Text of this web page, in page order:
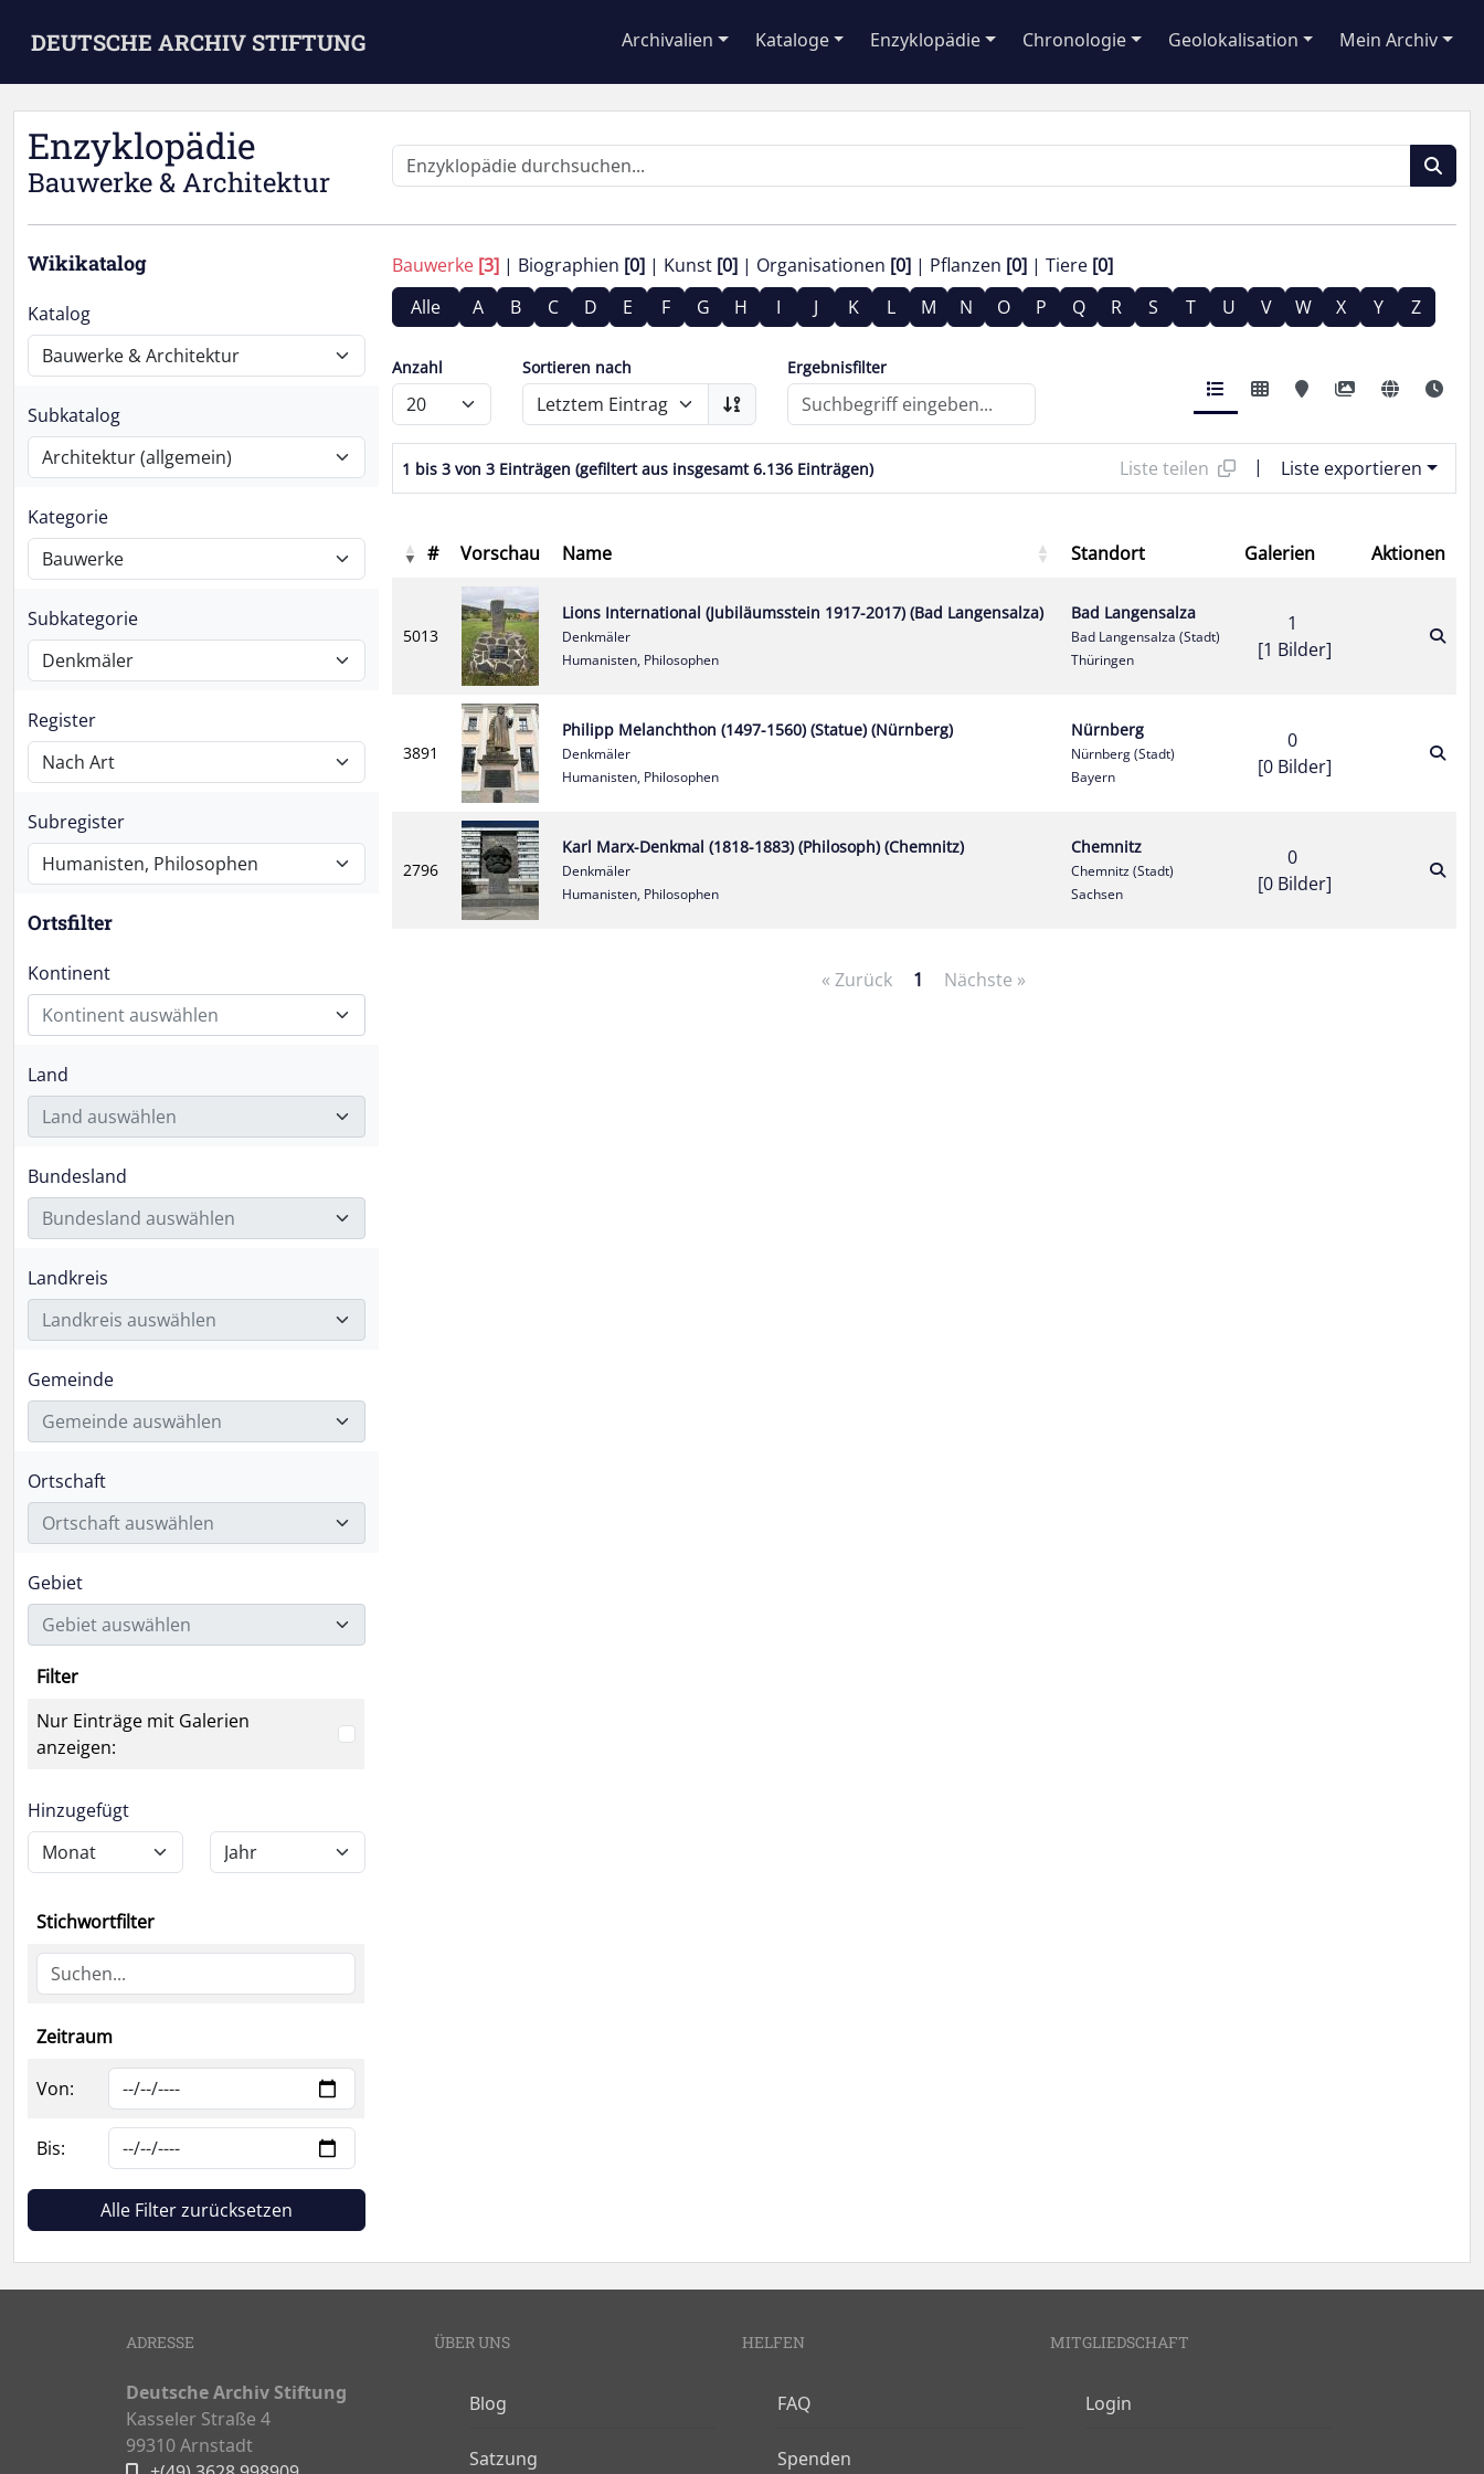
DEUTSCHE ARCHIV STIFTUNG Archivalien Kataloge Enzyklopädie Chronologie Geolokalisation Mein Archiv
Enzyklopädie
Bauwerke & Architektur
Wikikatalog
Katalog
Subkatalog
Kategorie
Subkategorie
Register
Subregister
Ortsfilter
Kontinent
Kontinent auswählen
Land
Land auswählen
Bundesland
Bundesland auswählen
Landkreis
Landkreis auswählen
Gemeinde
Gemeinde auswählen
Ortschaft
Ortschaft auswählen
Gebiet
Gebiet auswählen
Filter
Nur Einträge mit Galerien
anzeigen:
Hinzugefügt
Stichwortfilter
Zeitraum
Von:
Bis:
Alle Filter zurücksetzen
Bauwerke [3] Biographien [0] Kunst [0] Organisationen [0] Pflanzen [0] Tiere [0]
Alle
A B C D E F G H I J K L M N O P Q R S T U V W X Y Z
Anzahl Sortieren nach Ergebnisfilter
1 bis 3 von 3 Einträgen (gefiltert aus insgesamt 6.136 Einträgen) Liste teilen | Liste exportieren
# Vorschau Name Standort Galerien Aktionen
5013
Lions International (Jubiläumsstein 1917-2017) (Bad Langensalza)
Denkmäler
Humanisten, Philosophen
Bad Langensalza
Bad Langensalza (Stadt)
Thüringen
1
[1 Bilder]
3891
Philipp Melanchthon (1497-1560) (Statue) (Nürnberg)
Denkmäler
Humanisten, Philosophen
Nürnberg
Nürnberg (Stadt)
Bayern
0
[0 Bilder]
2796
Karl Marx-Denkmal (1818-1883) (Philosoph) (Chemnitz)
Denkmäler
Humanisten, Philosophen
Chemnitz
Chemnitz (Stadt)
Sachsen
0
[0 Bilder]
« Zurück 1 Nächste »
ADRESSE
Deutsche Archiv Stiftung
Kasseler Straße 4
99310 Arnstadt
ÜBER UNS
Blog
Satzung
HELFEN
FAQ
Spenden
MITGLIEDSCHAFT
Login